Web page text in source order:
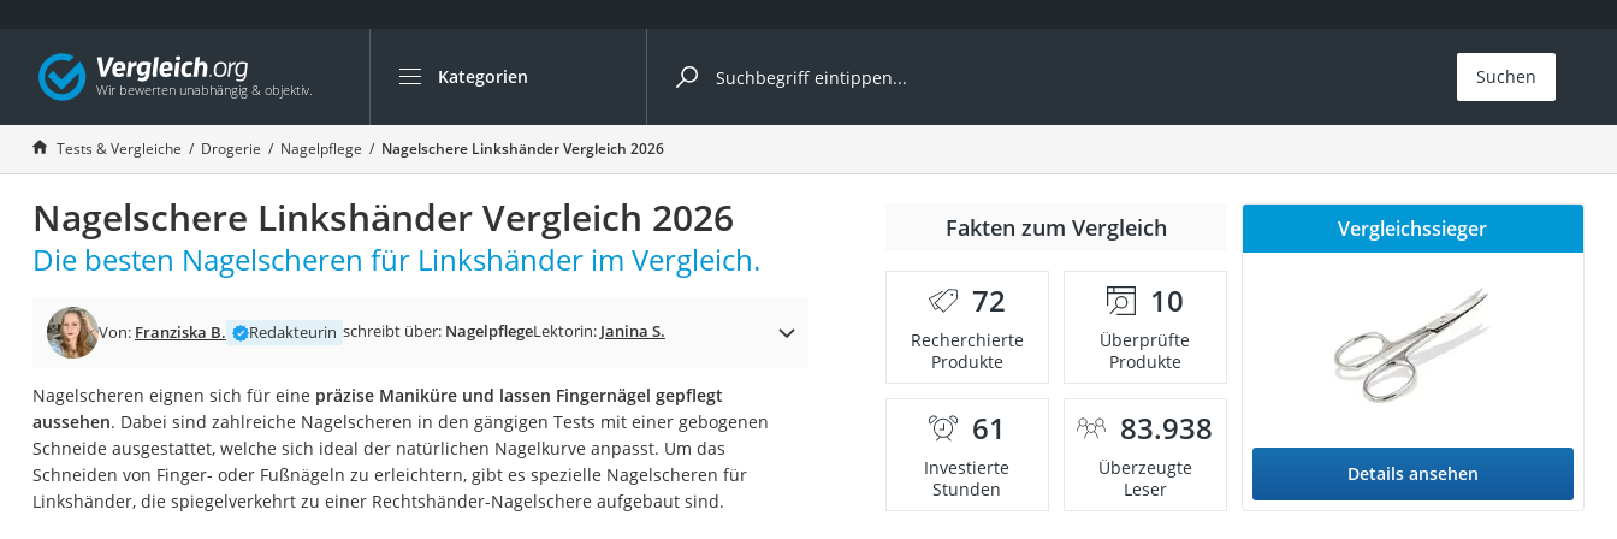
Kategorien
Die beliebtesten Vergleiche nach Kategorie
Drogerie
Inhalator
Haarschneider
Rollator
Katzenklappe (Chip)
Masturbator
Massagepistole
Epilierer
Reisehaartrockner
Suchen
Tests & Vergleiche Drogerie Nagelpflege Nagelschere Linkshänder Vergleich 2026
Nagelschere Linkshänder Vergleich 2026
Die besten Nagelscheren für Linkshänder im Vergleich.
Von: Franziska B. Redakteurin schreibt über: NagelpflegeLektorin: Janina S.
Nagelscheren eignen sich für eine präzise Maniküre und lassen Fingernägel gepflegt
aussehen. Dabei sind zahlreiche Nagelscheren in den gängigen Tests mit einer gebogenen
Schneide ausgestattet, welche sich ideal der natürlichen Nagelkurve anpasst. Um das
Schneiden von Finger- oder Fußnägeln zu erleichtern, gibt es spezielle Nagelscheren für
Linkshänder, die spiegelverkehrt zu einer Rechtshänder-Nagelschere aufgebaut sind.
Fakten zum Vergleich
72
Recherchierte
Produkte
10
Überprüfte
Produkte
61
Investierte
Stunden
83.938
Überzeugte
Leser
Vergleichssieger
Details ansehen